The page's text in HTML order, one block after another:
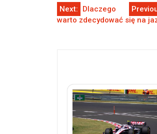
Nawigacja
Next:
Dlaczego
warto zdecydować się na